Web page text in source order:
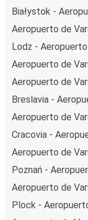
Białystok -
Aeropuerto de
Lodz -
Aeropuerto de
Aeropuerto de
Breslavia -
Aeropuerto de
Cracovia -
Aeropuerto de
Poznań -
Aeropuerto de
Plock -